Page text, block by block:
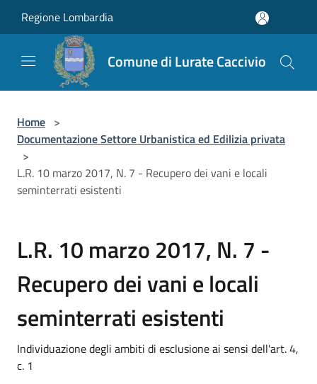
Regione Lombardia
Comune di Lurate Caccivio
Home >
Documentazione Settore Urbanistica ed Edilizia privata
>
L.R. 10 marzo 2017, N. 7 - Recupero dei vani e locali
seminterrati esistenti
L.R. 10 marzo 2017, N. 7 -
Recupero dei vani e locali
seminterrati esistenti
Individuazione degli ambiti di esclusione ai sensi dell'art. 4,
c. 1